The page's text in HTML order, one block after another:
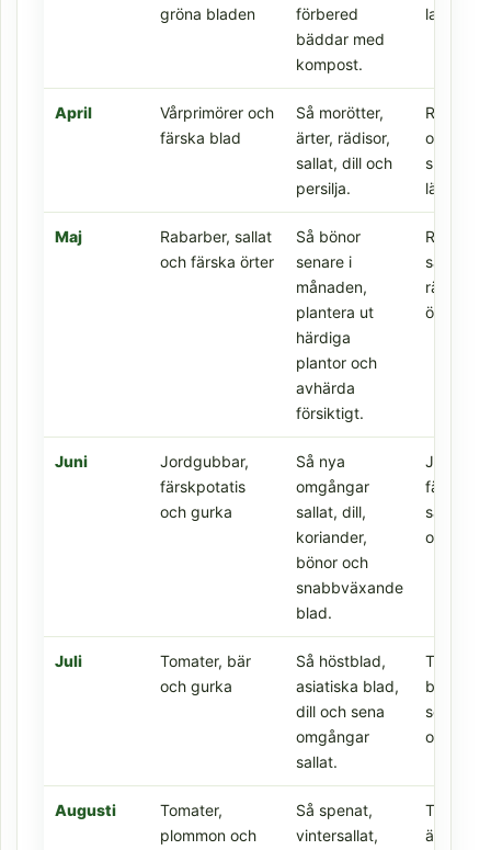
gröna bladen
förbered
bäddar med
kompost.
lagrade
April
Vårprimörer och
färska blad
Så morötter,
ärter, rädisor,
sallat, dill och
persilja.
Rädisor,
och
lägen.
Maj
Rabarber, sallat
och färska örter
Så bönor
senare i
månaden,
plantera ut
härdiga
plantor och
avhärda
försiktigt.
sallat,
rädisor
örter.
Juni
Jordgubbar,
färskpotatis
och gurka
Så nya
omgångar
sallat, dill,
koriander,
bönor och
snabbväxande
blad.
sallat,
och
Juli
Tomater, bär
och gurka
Så höstblad,
asiatiska blad,
dill och sena
omgångar
sallat.
bär,
squash,
och
Augusti
Tomater,
plommon och
Så spenat,
vintersallat,
Tomater,
äpplen,